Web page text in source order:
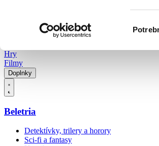
súhlasu
Hry
Filmy
Doplnky
Beletria
Detektívky, trilery a horory
Sci-fi a fantasy